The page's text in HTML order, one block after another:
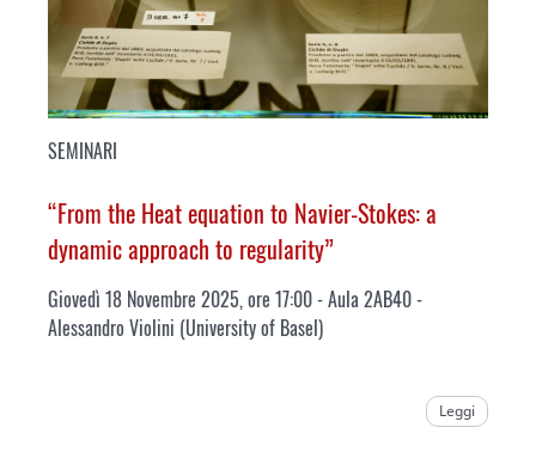
SEMINARI
“From the Heat equation to Navier-Stokes: a
dynamic approach to regularity”
Giovedì 18 Novembre 2025, ore 17:00 - Aula 2AB40 -
Alessandro Violini (University of Basel)
Leggi